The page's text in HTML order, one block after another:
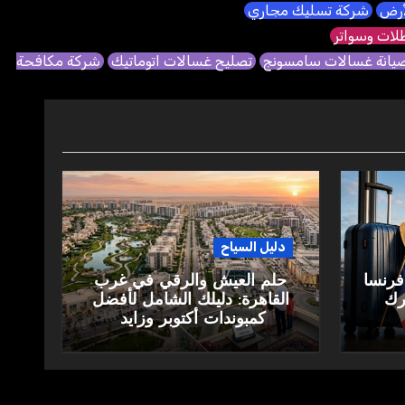
شركة تسليك مجاري
وسواتر
غسالات سامسونج تصليح غسالات اتوماتيك شركة مكافحة
دليل السياح
حلم العيش والرقي في غرب
القاهرة: دليلك الشامل لأفضل
كمبوندات أكتوبر وزايد